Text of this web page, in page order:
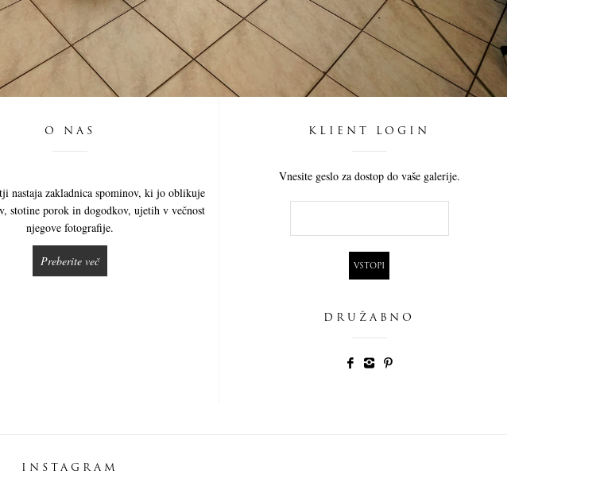
O NAS
nastaja zakladnica spominov, ki jo oblikuje
stotine porok in dogodkov, ujetih v večnost
njegove fotografije.
Preberite več
KLIENT LOGIN
Vnesite geslo za dostop do vaše galerije.
DRUŽABNO
INSTAGRAM